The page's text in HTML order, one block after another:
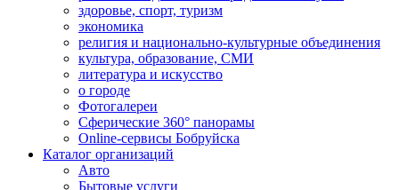
здоровье, спорт, туризм
экономика
религия и национально-культурные объединения
культура, образование, СМИ
литература и искусство
о городе
Фотогалереи
Сферические 360° панорамы
Online-сервисы Бобруйска
Каталог организаций
Авто
Бытовые услуги